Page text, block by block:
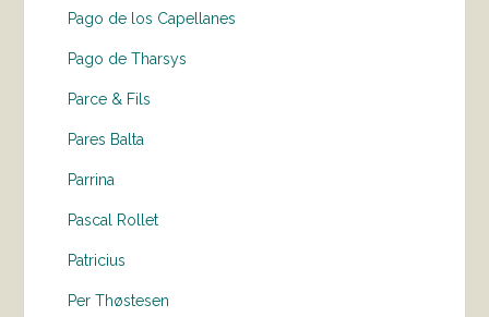
Pago de los Capellanes
Pago de Tharsys
Parce & Fils
Pares Balta
Parrina
Pascal Rollet
Patricius
Per Thøstesen